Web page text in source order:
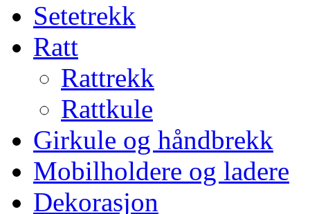
Setetrekk
Ratt
Rattrekk
Rattkule
Girkule og håndbrekk
Mobilholdere og ladere
Dekorasjon